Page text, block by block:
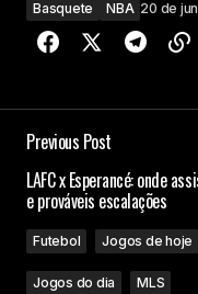
Basquete NBA 20 de
Previous Post
LAFC x Esperancé: onde
e prováveis escalações
Futebol Jogos de hoje
Jogos do dia MLS